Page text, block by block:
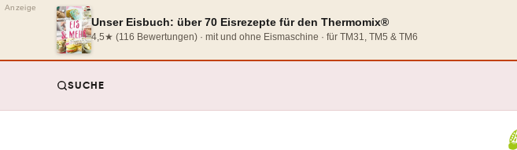
Anzeige
Unser Eisbuch: über 70 Eisrezepte für den Thermomix®
4,5★ (116 Bewertungen) · mit und ohne Eismaschine · für TM31, TM5 & TM6
SUCHE